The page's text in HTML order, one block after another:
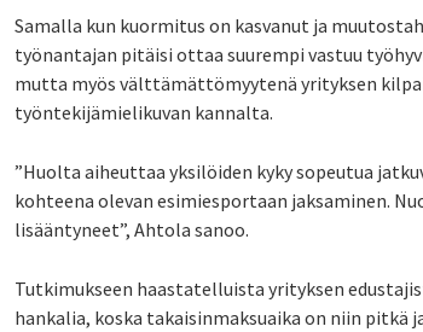
Samalla kun kuormitus on kasvanut ja
työnantajan pitäisi ottaa suurempi vastuu
mutta myös välttämättömyytenä yrityksen
työntekijämielikuvan kannalta.
”Huolta aiheuttaa yksilöiden kyky sopeutua
kohteena olevan esimiesportaan jaksaminen.
lisääntyneet”, Ahtola sanoo.
Tutkimukseen haastatelluista yrityksen
hankalia, koska takaisinmaksuaika on niin pitkä